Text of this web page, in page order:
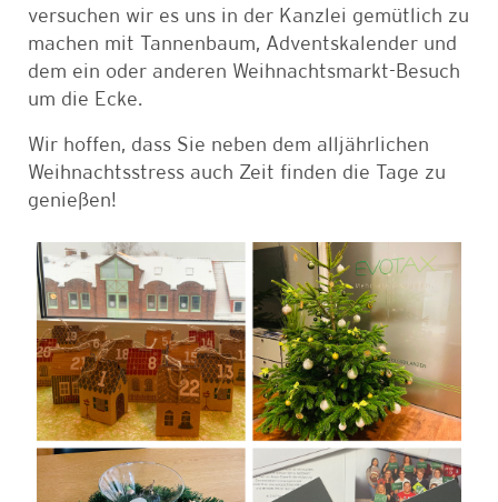
versuchen wir es uns in der Kanzlei gemütlich zu
machen mit Tannenbaum, Adventskalender und
dem ein oder anderen Weihnachtsmarkt-Besuch
um die Ecke.
Wir hoffen, dass Sie neben dem alljährlichen
Weihnachtsstress auch Zeit finden die Tage zu
genießen!